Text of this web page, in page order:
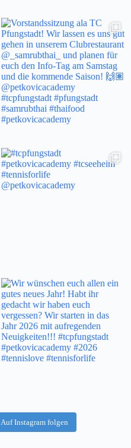
Auf Instagram folgen